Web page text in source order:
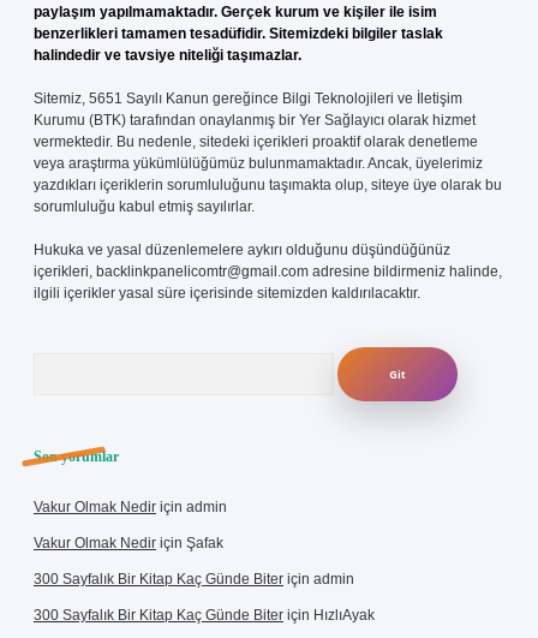
paylaşım yapılmamaktadır. Gerçek kurum ve kişiler ile isim
benzerlikleri tamamen tesadüfidir. Sitemizdeki bilgiler taslak
halindedir ve tavsiye niteliği taşımazlar.
Sitemiz, 5651 Sayılı Kanun gereğince Bilgi Teknolojileri ve İletişim
Kurumu (BTK) tarafından onaylanmış bir Yer Sağlayıcı olarak hizmet
vermektedir. Bu nedenle, sitedeki içerikleri proaktif olarak denetleme
veya araştırma yükümlülüğümüz bulunmamaktadır. Ancak, üyelerimiz
yazdıkları içeriklerin sorumluluğunu taşımakta olup, siteye üye olarak bu
sorumluluğu kabul etmiş sayılırlar.
Hukuka ve yasal düzenlemelere aykırı olduğunu düşündüğünüz
içerikleri, backlinkpanelicomtr@gmail.com adresine bildirmeniz halinde,
ilgili içerikler yasal süre içerisinde sitemizden kaldırılacaktır.
Son yorumlar
Vakur Olmak Nedir için admin
Vakur Olmak Nedir için Şafak
300 Sayfalık Bir Kitap Kaç Günde Biter için admin
300 Sayfalık Bir Kitap Kaç Günde Biter için HızlıAyak